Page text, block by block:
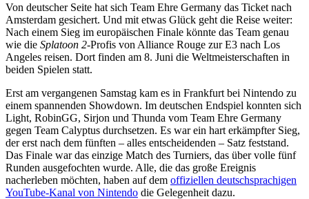
Von deutscher Seite hat sich Team Ehre Germany das Ticket nach
Amsterdam gesichert. Und mit etwas Glück geht die Reise weiter:
Nach einem Sieg im europäischen Finale könnte das Team genau
wie die Splatoon 2-Profis von Alliance Rouge zur E3 nach Los
Angeles reisen. Dort finden am 8. Juni die Weltmeisterschaften in
beiden Spielen statt.
Erst am vergangenen Samstag kam es in Frankfurt bei Nintendo zu
einem spannenden Showdown. Im deutschen Endspiel konnten sich
Light, RobinGG, Sirjon und Thunda vom Team Ehre Germany
gegen Team Calyptus durchsetzen. Es war ein hart erkämpfter Sieg,
der erst nach dem fünften – alles entscheidenden – Satz feststand.
Das Finale war das einzige Match des Turniers, das über volle fünf
Runden ausgefochten wurde. Alle, die das große Ereignis
nacherleben möchten, haben auf dem offiziellen deutschsprachigen
YouTube-Kanal von Nintendo die Gelegenheit dazu.